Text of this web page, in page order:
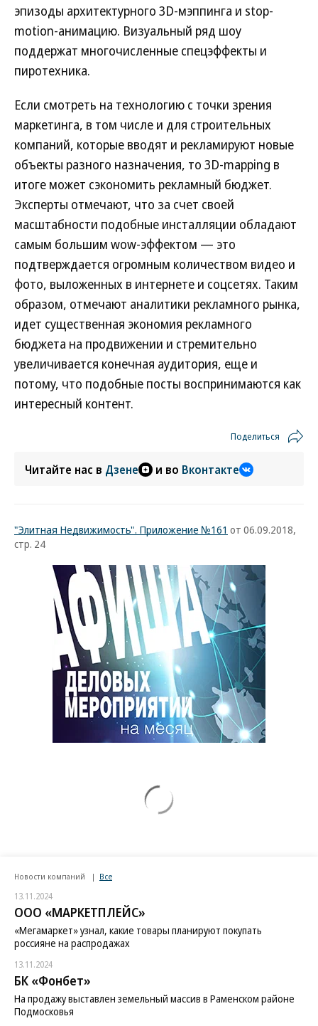
эпизоды архитектурного 3D-мэппинга и stop-
motion-анимацию. Визуальный ряд шоу
поддержат многочисленные спецэффекты и
пиротехника.
Если смотреть на технологию с точки зрения
маркетинга, в том числе и для строительных
компаний, которые вводят и рекламируют новые
объекты разного назначения, то 3D-mapping в
итоге может сэкономить рекламный бюджет.
Эксперты отмечают, что за счет своей
масштабности подобные инсталляции обладают
самым большим wow-эффектом — это
подтверждается огромным количеством видео и
фото, выложенных в интернете и соцсетях. Таким
образом, отмечают аналитики рекламного рынка,
идет существенная экономия рекламного
бюджета на продвижении и стремительно
увеличивается конечная аудитория, еще и
потому, что подобные посты воспринимаются как
интересный контент.
Поделиться
Читайте нас в Дзене и во Вконтакте
"Элитная Недвижимость". Приложение №161 от 06.09.2018,
стр. 24
Новости компаний Все
13.11.2024
ООО «МАРКЕТПЛЕЙС»
«Мегамаркет» узнал, какие товары планируют покупать
россияне на распродажах
13.11.2024
БК «Фонбет»
На продажу выставлен земельный массив в Раменском районе
Подмосковья